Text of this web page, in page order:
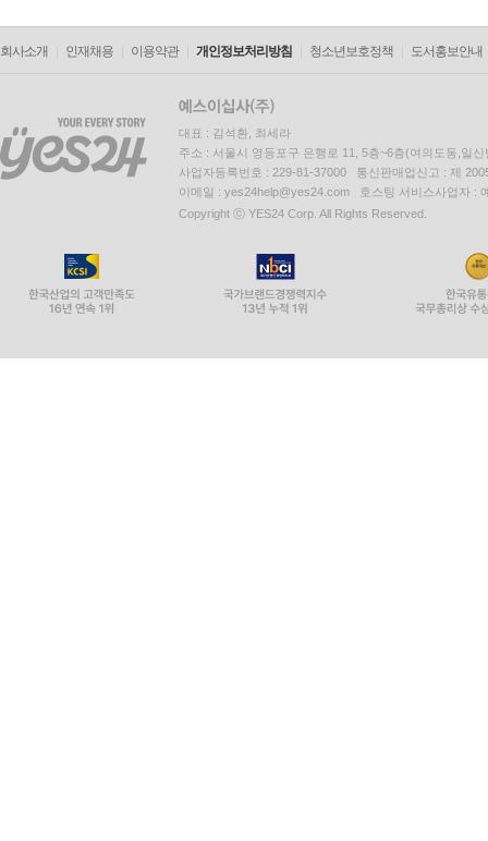
회사소개 인재채용 이용약관 개인정보처리방침 청소년보호정책 도서홍보안내
대표 : 김석환, 최세라
주소 : 서울시 영등포구 은행로 11, 5층~6층(여의도동,일신
사업자등록번호 : 229-81-37000 통신판매업신고 : 제
이메일 : yes24help@yes24.com 호스팅 서비스사업자 :
Copyright ⓒ YES24 Corp. All Rights Reserved.